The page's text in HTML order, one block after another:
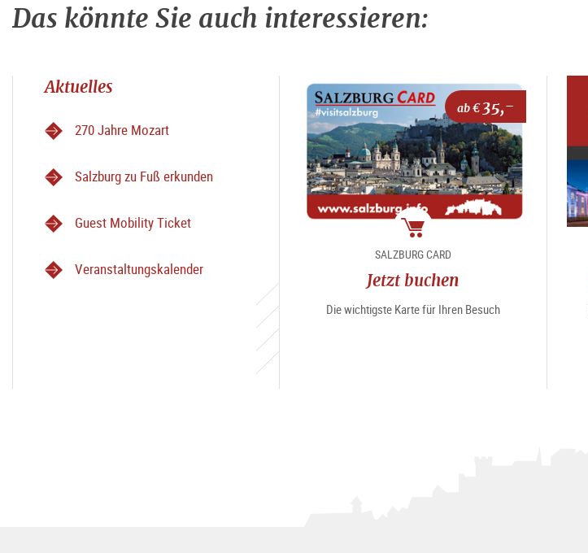
Das könnte Sie auch interessieren:
Aktuelles
270 Jahre Mozart
Salzburg zu Fuß erkunden
Guest Mobility Ticket
Veranstaltungskalender
ab €35,-
Package
SALZBURG CARD
Jetzt buchen
Die wichtigste Karte für Ihren Besuch